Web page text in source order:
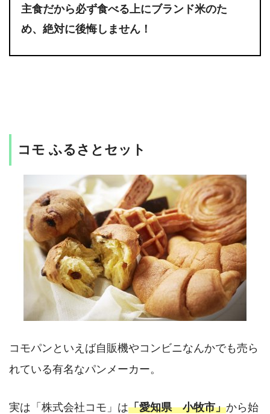
主食だから必ず食べる上にブランド米のた
め、絶対に後悔しません！
コモ ふるさとセット
コモパンといえば自販機やコンビニなんかでも売ら
れている有名なパンメーカー。
実は「株式会社コモ」は「愛知県 小牧市」から始